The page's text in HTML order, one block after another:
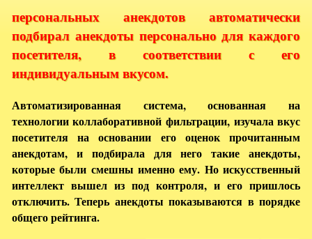
персональных анекдотов автоматически
подбирал анекдоты персонально для каждого
посетителя, в соответствии с его
индивидуальным вкусом.
Автоматизированная система, основанная на
технологии коллаборативной фильтрации, изучала вкус
посетителя на основании его оценок прочитанным
анекдотам, и подбирала для него такие анекдоты,
которые были смешны именно ему. Но искусственный
интеллект вышел из под контроля, и его пришлось
отключить. Теперь анекдоты показываются в порядке
общего рейтинга.